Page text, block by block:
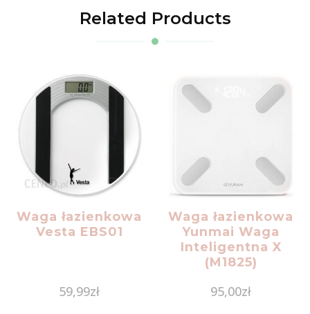
Related Products
Waga łazienkowa
Vesta EBS01
59,99zł
Waga łazienkowa
Yunmai Waga
Inteligentna X
(M1825)
95,00zł